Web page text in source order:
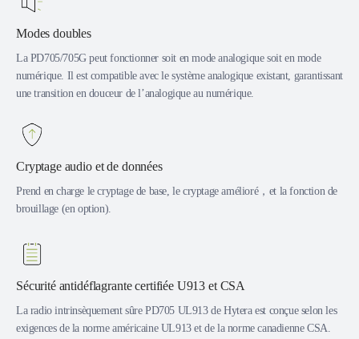
Modes doubles
La PD705/705G peut fonctionner soit en mode analogique soit en mode
numérique. Il est compatible avec le système analogique existant, garantissant
une transition en douceur de l’analogique au numérique.
Cryptage audio et de données
Prend en charge le cryptage de base, le cryptage amélioré，et la fonction de
brouillage (en option).
Sécurité antidéflagrante certifiée U913 et CSA
La radio intrinsèquement sûre PD705 UL913 de Hytera est conçue selon les
exigences de la norme américaine UL913 et de la norme canadienne CSA.